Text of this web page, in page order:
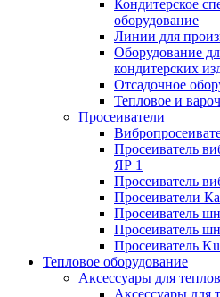
Кондитерское
оборудование
Линии для
Оборудование
кондитерских
Отсадочное
Тепловое и
Просеиватели
Просеиватель
ЯР 1
Просеиватель
Просеиватели
Просеиватель
Просеиватель
Просеиватель
Тепловое оборудование
Аксессуары для
Аксессуары для